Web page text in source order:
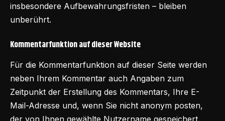
insbesondere Aufbewahrungsfristen – bleiben
unberührt.
Kommentarfunktion auf dieser Website
Für die Kommentarfunktion auf dieser Seite werden
neben Ihrem Kommentar auch Angaben zum
Zeitpunkt der Erstellung des Kommentars, Ihre E-
Mail-Adresse und, wenn Sie nicht anonym posten,